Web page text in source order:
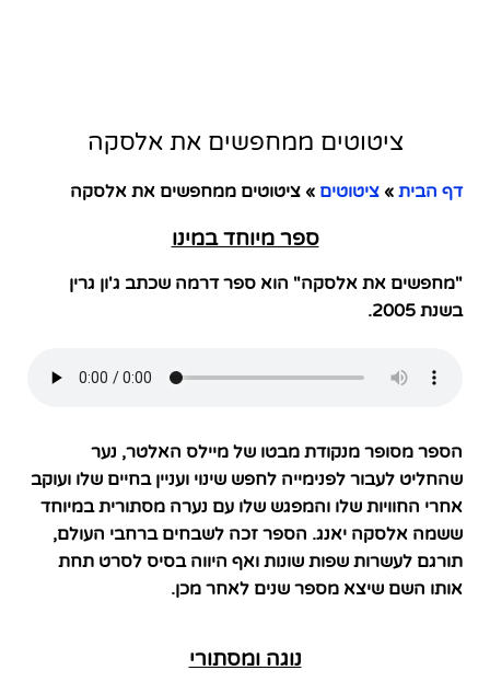
ציטוטים ממחפשים את אלסקה
דף הבית » ציטוטים » ציטוטים ממחפשים את אלסקה
ספר מיוחד במינו
"מחפשים את אלסקה" הוא ספר דרמה שכתב ג'ון גרין
בשנת 2005.
הספר מסופר מנקודת מבטו של מיילס האלטר, נער
שהחליט לעבור לפנימייה לחפש שינוי ועניין בחיים שלו ועוקב
אחרי החוויות שלו והמפגש שלו עם נערה מסתורית במיוחד
ששמה אלסקה יאנג. הספר זכה לשבחים ברחבי העולם,
תורגם לעשרות שפות שונות ואף היווה בסיס לסרט תחת
אותו השם שיצא מספר שנים לאחר מכן.
נוגה ומסתורי